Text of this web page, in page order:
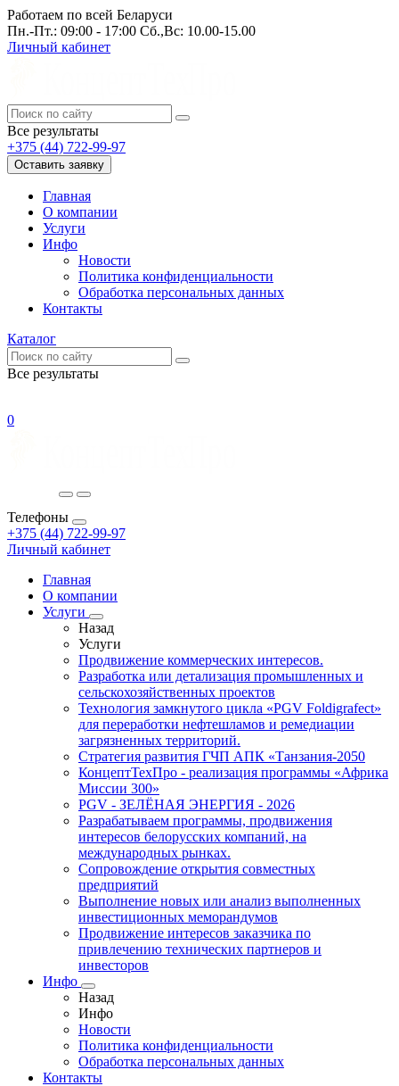
Работаем по всей Беларуси
Пн.-Пт.: 09:00 - 17:00 Сб.,Вс: 10.00-15.00
Личный кабинет
Все результаты
+375 (44) 722-99-97
Оставить заявку
Главная
О компании
Услуги
Инфо
Новости
Политика конфиденциальности
Обработка персональных данных
Контакты
Каталог
Все результаты
0
Телефоны
+375 (44) 722-99-97
Личный кабинет
Главная
О компании
Услуги
Назад
Услуги
Продвижение коммерческих интересов.
Разработка или детализация промышленных и
сельскохозяйственных проектов
Технология замкнутого цикла «PGV Foldigrafect»
для переработки нефтешламов и ремедиации
загрязненных территорий.
Стратегия развития ГЧП АПК «Танзания-2050
КонцептТехПро - реализация программы «Африка
Миссии 300»
PGV - ЗЕЛЁНАЯ ЭНЕРГИЯ - 2026
Разрабатываем программы, продвижения
интересов белорусских компаний, на
международных рынках.
Сопровождение открытия совместных
предприятий
Выполнение новых или анализ выполненных
инвестиционных меморандумов
Продвижение интересов заказчика по
привлечению технических партнеров и
инвесторов
Инфо
Назад
Инфо
Новости
Политика конфиденциальности
Обработка персональных данных
Контакты